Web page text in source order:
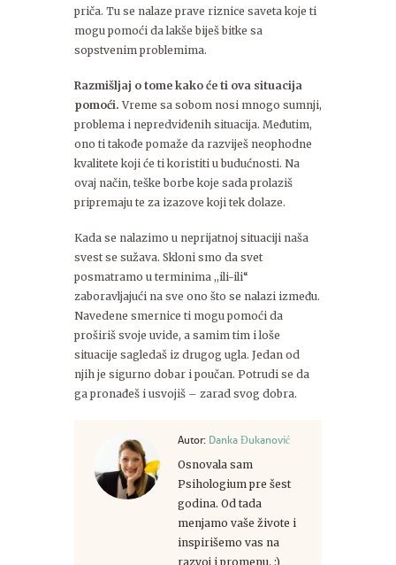
priča. Tu se nalaze prave riznice saveta koje ti
mogu pomoći da lakše biješ bitke sa
sopstvenim problemima.
Razmišljaj o tome kako će ti ova situacija
pomoći.Vreme sa sobom nosi mnogo sumnji,
problema i nepredviđenih situacija. Međutim,
ono ti takođe pomaže da razviješ neophodne
kvalitete koji će ti koristiti u budućnosti. Na
ovaj način, teške borbe koje sada prolaziš
pripremaju te za izazove koji tek dolaze.
Kada se nalazimo u neprijatnoj situaciji naša
svest se sužava. Skloni smo da svet
posmatramo u terminima ,,ili-ili“
zaboravljajući na sve ono što se nalazi između.
Navedene smernice ti mogu pomoći da
proširiš svoje uvide, a samim tim i loše
situacije sagledaš iz drugog ugla. Jedan od
njih je sigurno dobar i poučan. Potrudi se da
ga pronađeš i usvojiš – zarad svog dobra.
Autor: Danka Đukanović
Osnovala sam
Psihologium pre šest
godina. Od tada
menjamo vaše živote i
inspirišemo vas na
razvoj i promenu. :)